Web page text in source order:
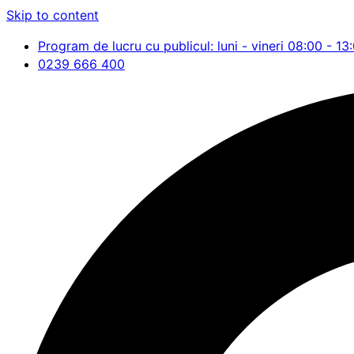
Skip to content
Program de lucru cu publicul: luni - vineri 08:00 -
0239 666 400